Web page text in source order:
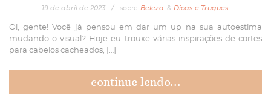
19 de abril de 2023 / sobre Beleza & Dicas e Truques
Oi, gente! Você já pensou em dar um up na sua autoestima
mudando o visual? Hoje eu trouxe várias inspirações de cortes
para cabelos cacheados, […]
continue lendo...